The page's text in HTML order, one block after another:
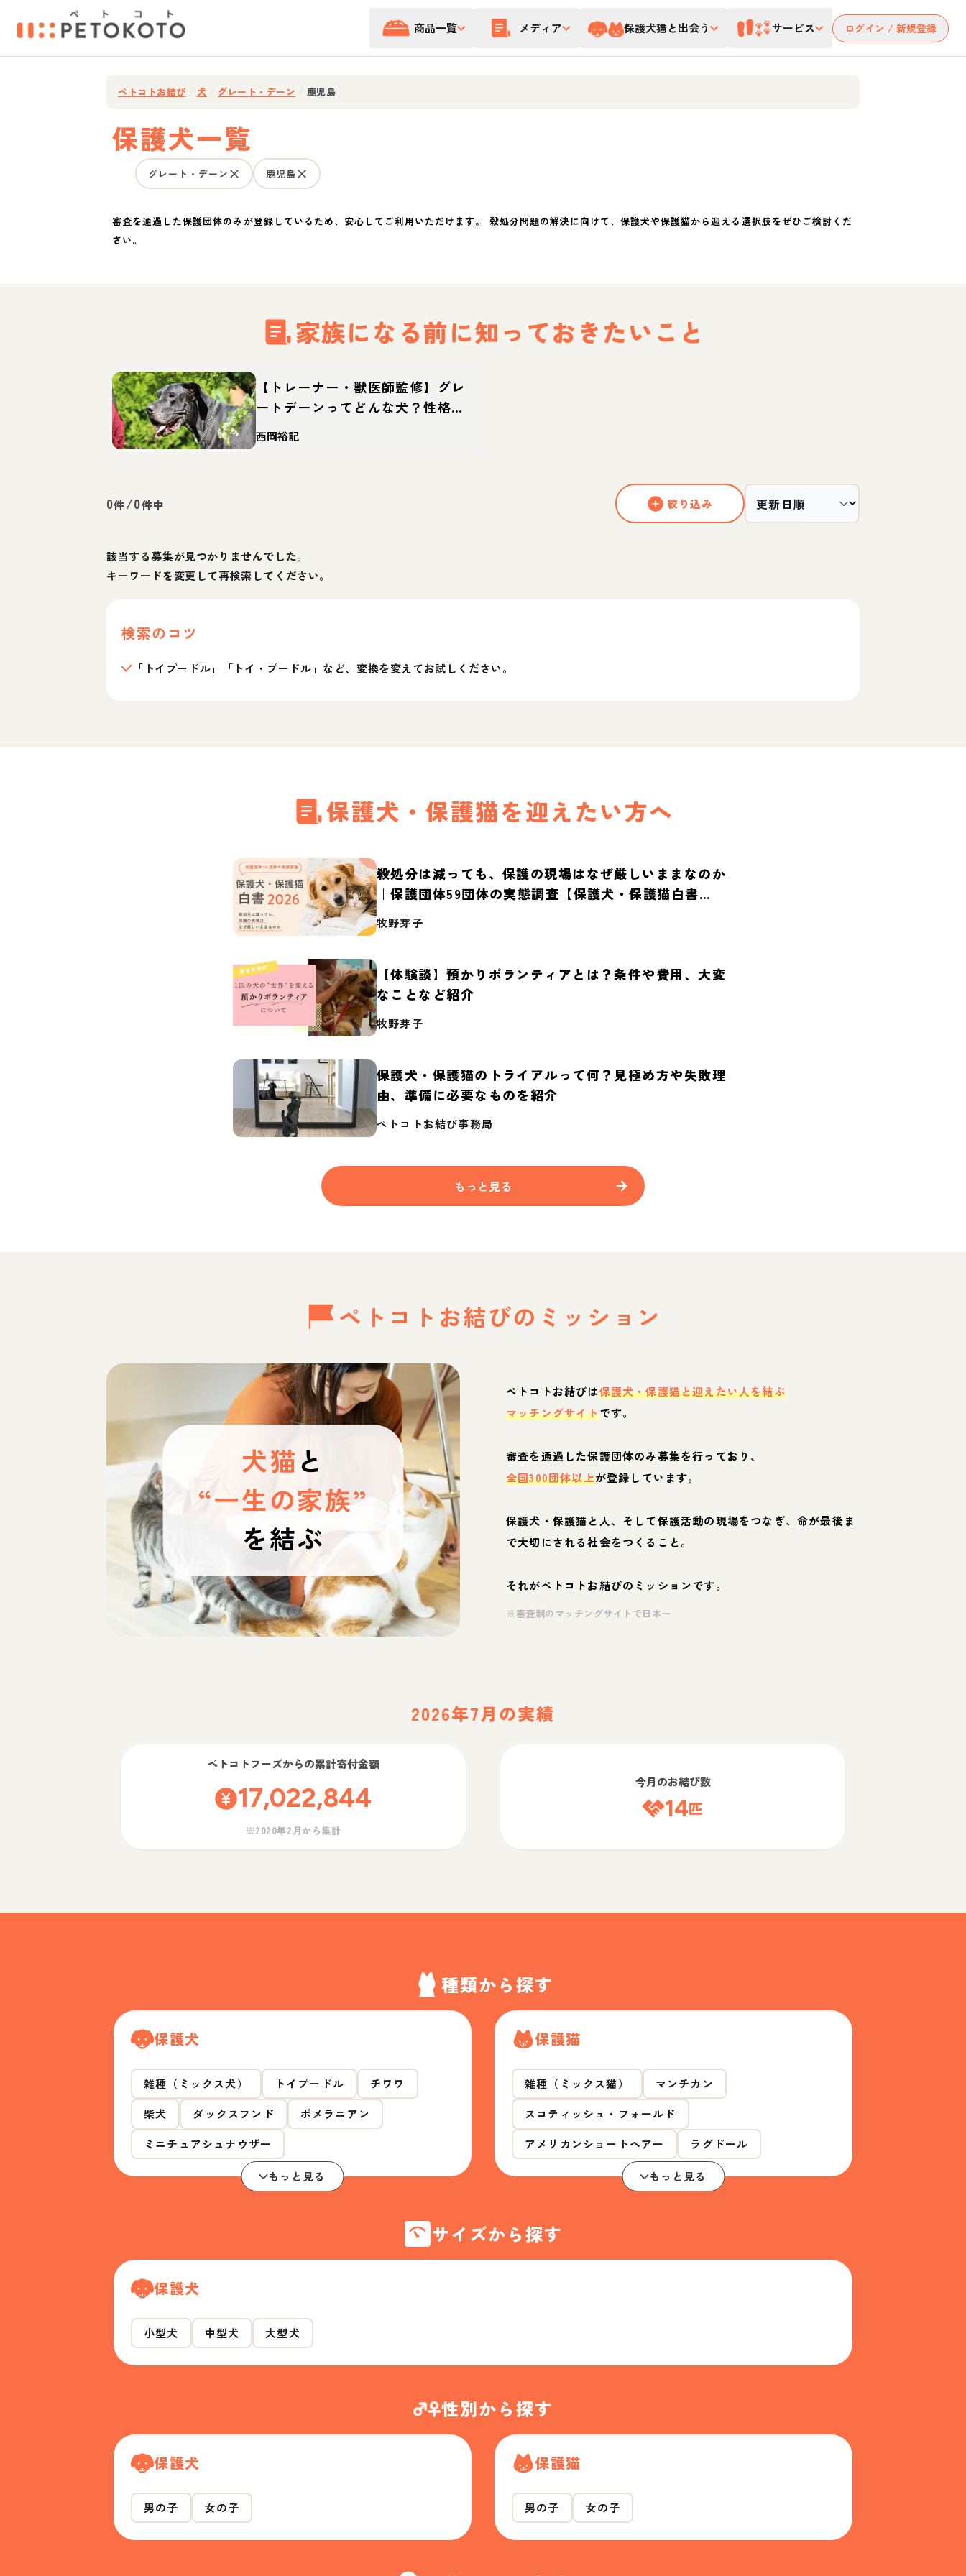
商品一覧 メディア 保護犬猫と出会う サービス ログイン / 新規登録
ペトコトお結び 犬 グレート・デーン 鹿児島
保護犬一覧
グレート・デーン 鹿児島
審査を通過した保護団体のみが登録しているため、安心してご利用いただけます。 殺処分問題の解決に向けて、保護犬や保護猫から迎える選択肢をぜひご検討くだ
さい。
家族になる前に知っておきたいこと
【トレーナー・獣医師監修】グレ
ートデーンってどんな犬？性格・
特徴・育て方・迎え方
西岡裕記
0件/0件中 絞り込み
該当する募集が見つかりませんでした。
キーワードを変更して再検索してください。
検索のコツ
「トイプードル」「トイ・プードル」など、変換を変えてお試しください。
保護犬・保護猫を迎えたい方へ
殺処分は減っても、保護の現場はなぜ厳しいままなのか
｜保護団体59団体の実態調査【保護犬・保護猫白書
2026】
牧野芽子
【体験談】預かりボランティアとは？条件や費用、大変
なことなど紹介
牧野芽子
保護犬・保護猫のトライアルって何？見極め方や失敗理
由、準備に必要なものを紹介
ペトコトお結び事務局
もっと見る
ペトコトお結びの ミッション
犬猫と
“一生の家族”
を結ぶ
ペトコトお結びは保護犬・保護猫と迎えたい人を結ぶ
マッチングサイトです。
審査を通過した保護団体のみ募集を行っており、
全国300団体以上が登録しています。
保護犬・保護猫と人、そして保護活動の現場をつなぎ、命が最後ま
で大切にされる社会をつくること。
それがペトコトお結びのミッションです。
※審査制のマッチングサイトで日本一
2026年7月の実績
ペトコトフーズからの累計寄付金額
17,022,844
※2020年2月から集計
今月のお結び数
14匹
種類から探す
保護犬
雑種（ミックス犬） トイプードル
チワワ
柴犬
ダックスフンド
ポメラニアン
ミニチュアシュナウザー
もっと見る
保護猫
雑種（ミックス猫）
マンチカン
スコティッシュ・フォールド
アメリカンショートヘアー
ラグドール
もっと見る
サイズから探す
保護犬
小型犬 中型犬 大型犬
性別から探す
保護犬
男の子 女の子
保護猫
男の子 女の子